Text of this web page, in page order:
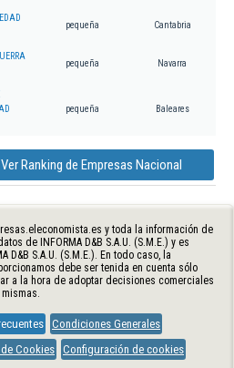
pequeña Cantabria
pequeña Navarra
pequeña Baleares
Ver Ranking de Empresas Nacional
y toda la información de
de INFORMA D&B S.A.U. (S.M.E.) y es
D&B S.A.U. (S.M.E.). En todo caso, la
debe ser tenida en cuenta sólo
a la hora de adoptar decisiones comerciales
Condiciones Generales
Cookies Configuración de cookies